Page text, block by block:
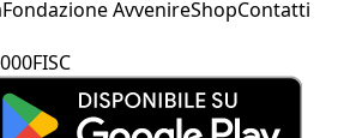
Fondazione AvvenireShopContatti
FISC